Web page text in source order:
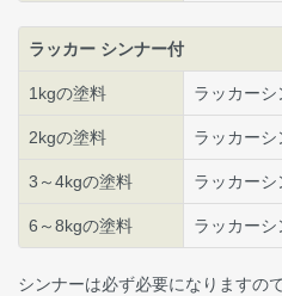
ラッカー シンナー付
1kgの塗料 ラッカー
2kgの塗料 ラッカー
3～4kgの塗料 ラッカー
6～8kgの塗料 ラッカー
シンナーは必ず必要になりますの